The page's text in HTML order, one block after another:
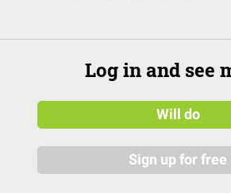
Log in and see
Will do
Sign up for free